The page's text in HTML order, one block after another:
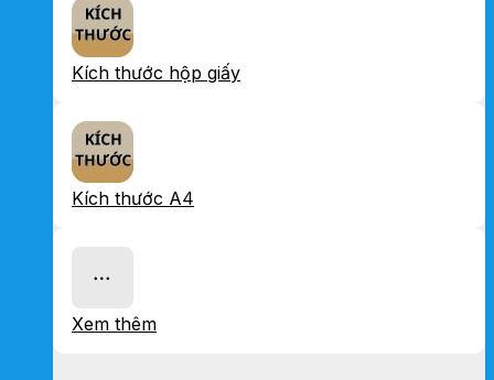
Kích thước hộp giấy
Kích thước A4
Xem thêm